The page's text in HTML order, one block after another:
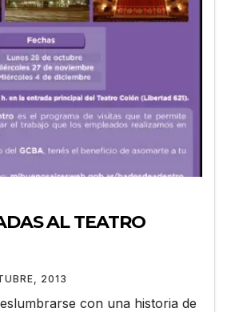
AL TEATRO
2013
con una historia de